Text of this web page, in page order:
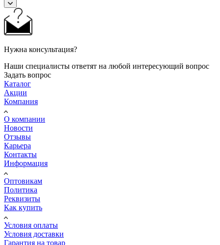
Нужна консультация?
Наши специалисты ответят на любой интересующий вопрос
Задать вопрос
Каталог
Акции
Компания
О компании
Новости
Отзывы
Карьера
Контакты
Информация
Оптовикам
Политика
Реквизиты
Как купить
Условия оплаты
Условия доставки
Гарантия на товар